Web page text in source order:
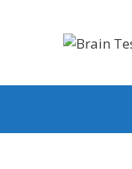
содержимому